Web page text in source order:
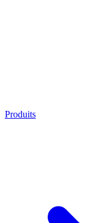
Produits